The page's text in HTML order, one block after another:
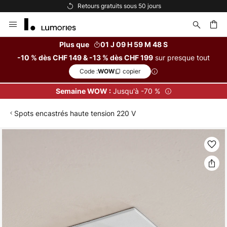
Retours gratuits sous 50 jours
Allez
au
Plus que
01 J 09 H 59 M 48 S
-10 % dès CHF 149 & -13 % dès CHF 199 sur presque tout
Code :WOW copier
Semaine WOW :Jusqu'à -70 %
Spots encastrés haute tension 220 V